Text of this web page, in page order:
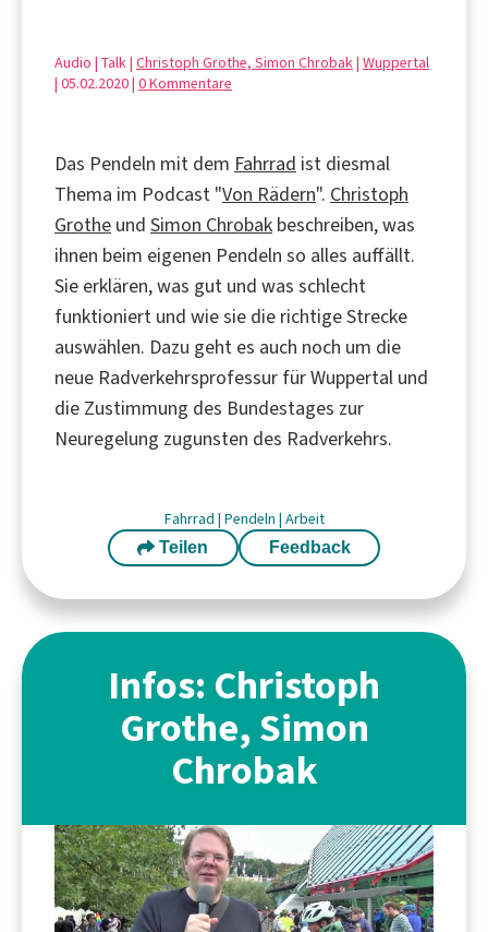
Audio | Talk | Christoph Grothe, Simon Chrobak| Wuppertal
| 05.02.2020 | 0 Kommentare
Das Pendeln mit dem Fahrrad ist diesmal
Thema im Podcast "Von Rädern". Christoph
Grothe und Simon Chrobak beschreiben, was
ihnen beim eigenen Pendeln so alles auffällt.
Sie erklären, was gut und was schlecht
funktioniert und wie sie die richtige Strecke
auswählen. Dazu geht es auch noch um die
neue Radverkehrsprofessur für Wuppertal und
die Zustimmung des Bundestages zur
Neuregelung zugunsten des Radverkehrs.
Fahrrad | Pendeln | Arbeit
Teilen Feedback
Infos: Christoph
Grothe, Simon
Chrobak